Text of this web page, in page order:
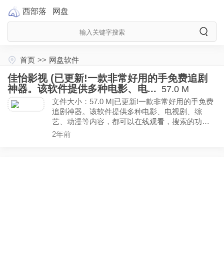
西部落 网盘
首页 >> 网盘软件
佳怡影视 (已更新!一款非常好用的手免费追剧
神器。该软件提供多种电影、电... 57.0 M
文件大小：57.0 M|已更新!一款非常好用的手免费
追剧神器。该软件提供多种电影、电视剧、综
艺、动漫等内容，都可以在线观看，搜索的功能
十分齐全，各种好看的影资源都能搜索到，能够
2年前